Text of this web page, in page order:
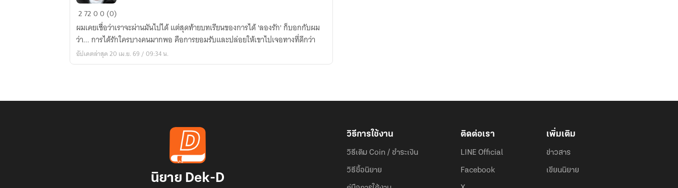
ลอง
E-
book]
27200 (0)
ผมเคยเชื่อว่าเราจะผ่านมันไปได้ แต่สุดท้ายบทเรียนของการได้ 'ลองรัก' ก็บอกกับผม
ว่า... การได้รักใครบางคนมากพอ คือการยอมรับและปล่อยให้เขาไปเจอทางที่ดีกว่า
อัปเดตล่าสุด 20 เม.ย. 69 / 09:34 น.
นิยาย Dek-D
วิธีการใช้งาน
วิธีเติม Coin / ชำระเงิน
วิธีซื้อนิยาย
ติดต่อเรา
LINE Official
Facebook
เพิ่มเติม
ข่าวสาร
เขียนนิยาย